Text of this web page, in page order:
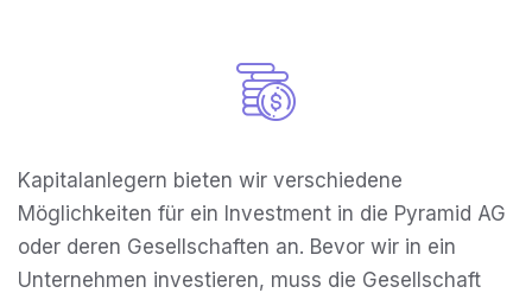
Kapitalanlegern bieten wir verschiedene
Möglichkeiten für ein Investment in die Pyramid AG
oder deren Gesellschaften an. Bevor wir in ein
Unternehmen investieren, muss die Gesellschaft